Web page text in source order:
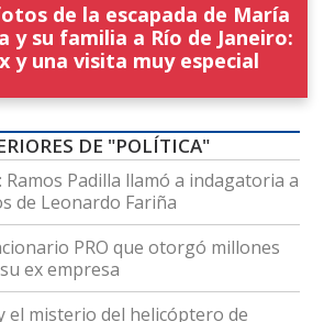
de la escapada de María
y su familia a Río de Janeiro:
y una visita muy especial
DE "POLÍTICA"
Ramos Padilla llamó a indagatoria a
de Leonardo Fariña
PRO que otorgó millones
ex empresa
el misterio del helicóptero de